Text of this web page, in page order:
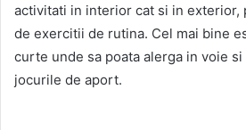
activitati in interior cat si in exterior,
de exercitii de rutina. Cel mai bine
curte unde sa poata alerga in voie
jocurile de aport.